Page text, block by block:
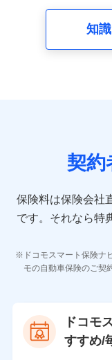
の内容、保険料
走行距離などの
険契約に関する
者の氏名、住所
報、建物の構造
齢などの情報な
【共同して利用す
当社
当社又は株式会
スにおけるユー
知
契約
保険料は保険会社
です。 それなら特
ドコモスマート保険ナ
モの自動車保険のご契
ドコモ
すすめ/